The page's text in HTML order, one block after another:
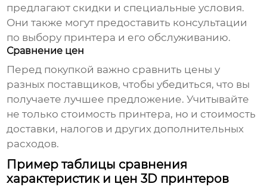
предлагают скидки и специальные условия.
Они также могут предоставить консультации
по выбору принтера и его обслуживанию.
Сравнение цен
Перед покупкой важно сравнить цены у
разных поставщиков, чтобы убедиться, что вы
получаете лучшее предложение. Учитывайте
не только стоимость принтера, но и стоимость
доставки, налогов и других дополнительных
расходов.
Пример таблицы сравнения
характеристик и цен 3D принтеров